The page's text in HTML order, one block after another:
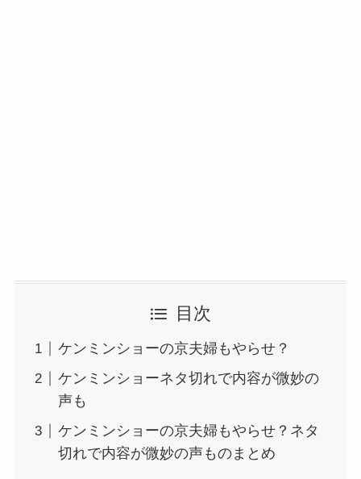
目次
ケンミンショーの京夫婦もやらせ？
ケンミンショーネタ切れで内容が微妙の
声も
ケンミンショーの京夫婦もやらせ？ネタ
切れで内容が微妙の声ものまとめ